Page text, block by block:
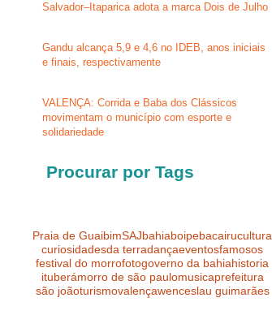
Salvador–Itaparica adota a marca Dois de Julho
Gandu alcança 5,9 e 4,6 no IDEB, anos iniciais
e finais, respectivamente
VALENÇA: Corrida e Baba dos Clássicos
movimentam o município com esporte e
solidariedade
Procurar por Tags
Praia de GuaibimSAJbahiaboipebacairucultura
curiosidadesda terradançaeventosfamosos
festival do morrofotogoverno da bahiahistoria
ituberámorro de são paulomusicaprefeitura
são joãoturismovalençawenceslau guimarães